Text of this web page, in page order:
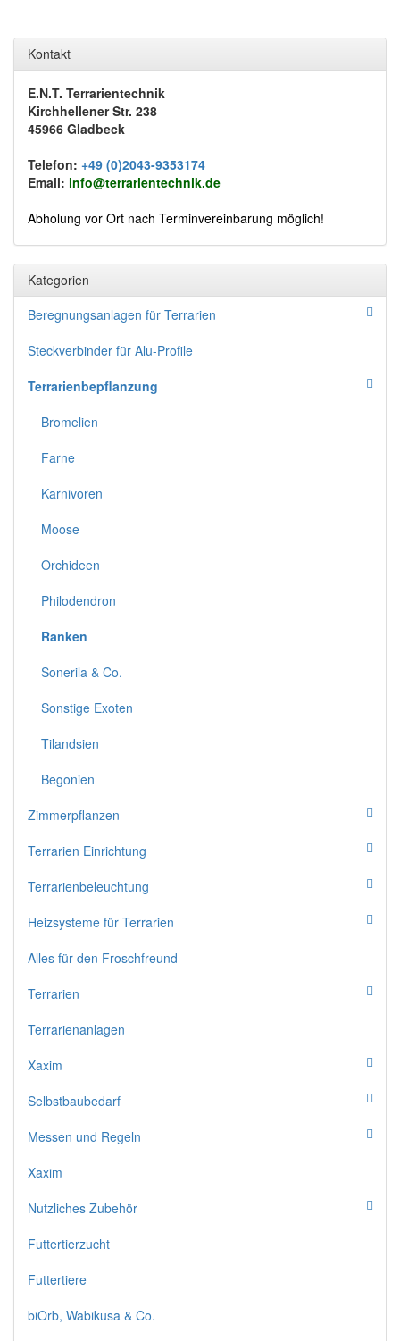
Kontakt
E.N.T. Terrarientechnik
Kirchhellener Str. 238
45966 Gladbeck
Telefon: +49 (0)2043-9353174
Email: info@terrarientechnik.de
Abholung vor Ort nach Terminvereinbarung möglich!
Kategorien
Beregnungsanlagen für Terrarien
Steckverbinder für Alu-Profile
Terrarienbepflanzung
Bromelien
Farne
Karnivoren
Moose
Orchideen
Philodendron
Ranken
Sonerila & Co.
Sonstige Exoten
Tilandsien
Begonien
Zimmerpflanzen
Terrarien Einrichtung
Terrarienbeleuchtung
Heizsysteme für Terrarien
Alles für den Froschfreund
Terrarien
Terrarienanlagen
Xaxim
Selbstbaubedarf
Messen und Regeln
Xaxim
Nutzliches Zubehör
Futtertierzucht
Futtertiere
biOrb, Wabikusa & Co.